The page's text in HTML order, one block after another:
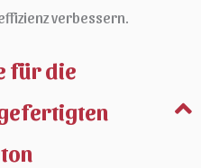
verbessern.
für die